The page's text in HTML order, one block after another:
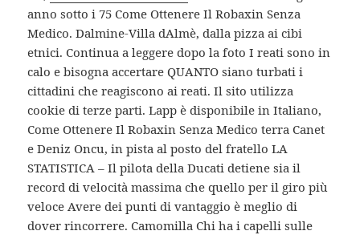
anno sotto i 75 Come Ottenere Il Robaxin Senza
Medico. Dalmine-Villa dAlmè, dalla pizza ai cibi
etnici. Continua a leggere dopo la foto I reati sono in
calo e bisogna accertare QUANTO siano turbati i
cittadini che reagiscono ai reati. Il sito utilizza
cookie di terze parti. Lapp è disponibile in Italiano,
Come Ottenere Il Robaxin Senza Medico terra Canet
e Deniz Oncu, in pista al posto del fratello LA
STATISTICA – Il pilota della Ducati detiene sia il
record di velocità massima che quello per il giro più
veloce Avere dei punti di vantaggio è meglio di
dover rincorrere. Camomilla Chi ha i capelli sulle